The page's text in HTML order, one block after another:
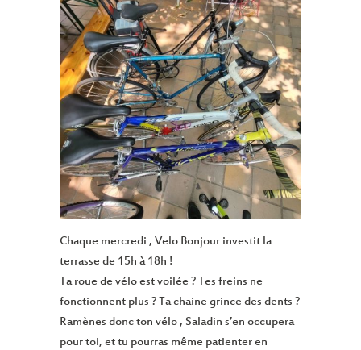
Chaque mercredi , Velo Bonjour investit la
terrasse de 15h à 18h !
Ta roue de vélo est voilée ? Tes freins ne
fonctionnent plus ? Ta chaine grince des dents ?
Ramènes donc ton vélo , Saladin s’en occupera
pour toi, et tu pourras même patienter en